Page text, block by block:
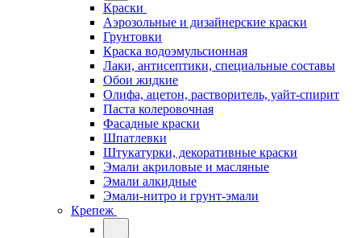
Краски
Аэрозольные и дизайнерские краски
Грунтовки
Краска водоэмульсионная
Лаки, антисептики, специальные составы
Обои жидкие
Олифа, ацетон, растворитель, уайт-спирит
Паста колеровочная
Фасадные краски
Шпатлевки
Штукатурки, декоративные краски
Эмали акриловые и масляные
Эмали алкидные
Эмали-нитро и грунт-эмали
Крепеж